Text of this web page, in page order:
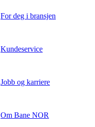
For deg i bransjen
Kundeservice
Jobb og karriere
Om Bane NOR